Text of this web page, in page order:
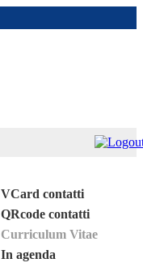
VCard contatti
QRcode contatti
Curriculum Vitae
In agenda